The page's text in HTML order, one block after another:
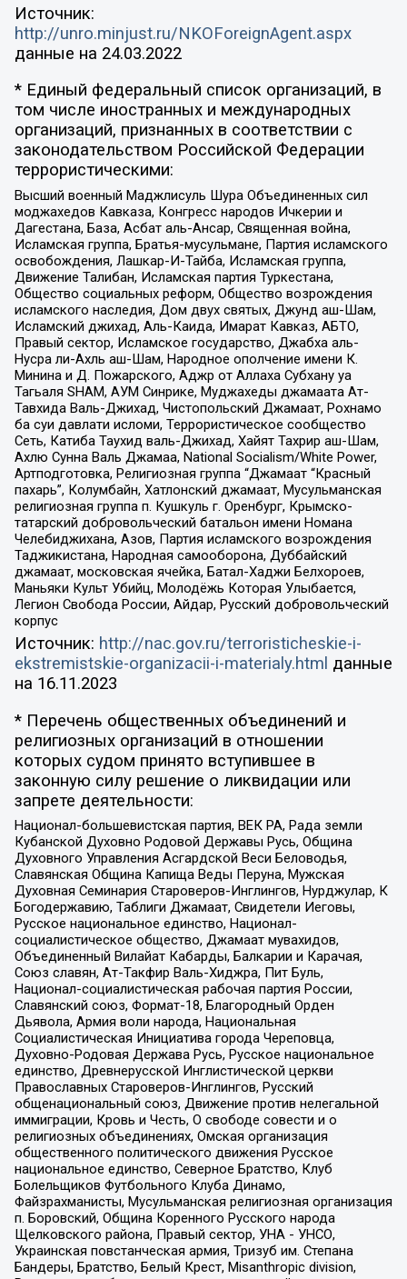
Источник:
http://unro.minjust.ru/NKOForeignAgent.aspx
данные на 24.03.2022
* Единый федеральный список организаций, в
том числе иностранных и международных
организаций, признанных в соответствии с
законодательством Российской Федерации
террористическими:
Высший военный Маджлисуль Шура Объединенных сил
моджахедов Кавказа, Конгресс народов Ичкерии и
Дагестана, База, Асбат аль-Ансар, Священная война,
Исламская группа, Братья-мусульмане, Партия исламского
освобождения, Лашкар-И-Тайба, Исламская группа,
Движение Талибан, Исламская партия Туркестана,
Общество социальных реформ, Общество возрождения
исламского наследия, Дом двух святых, Джунд аш-Шам,
Исламский джихад, Аль-Каида, Имарат Кавказ, АБТО,
Правый сектор, Исламское государство, Джабха аль-
Нусра ли-Ахль аш-Шам, Народное ополчение имени К.
Минина и Д. Пожарского, Аджр от Аллаха Субхану уа
Тагьаля SHAM, АУМ Синрике, Муджахеды джамаата Ат-
Тавхида Валь-Джихад, Чистопольский Джамаат, Рохнамо
ба суи давлати исломи, Террористическое сообщество
Сеть, Катиба Таухид валь-Джихад, Хайят Тахрир аш-Шам,
Ахлю Сунна Валь Джамаа, National Socialism/White Power,
Артподготовка, Религиозная группа “Джамаат “Красный
пахарь”, Колумбайн, Хатлонский джамаат, Мусульманская
религиозная группа п. Кушкуль г. Оренбург, Крымско-
татарский добровольческий батальон имени Номана
Челебиджихана, Азов, Партия исламского возрождения
Таджикистана, Народная самооборона, Дуббайский
джамаат, московская ячейка, Батал-Хаджи Белхороев,
Маньяки Культ Убийц, Молодёжь Которая Улыбается,
Легион Свобода России, Айдар, Русский добровольческий
корпус
Источник: http://nac.gov.ru/terroristicheskie-i-
ekstremistskie-organizacii-i-materialy.html данные
на 16.11.2023
* Перечень общественных объединений и
религиозных организаций в отношении
которых судом принято вступившее в
законную силу решение о ликвидации или
запрете деятельности:
Национал-большевистская партия, ВЕК РА, Рада земли
Кубанской Духовно Родовой Державы Русь, Община
Духовного Управления Асгардской Веси Беловодья,
Славянская Община Капища Веды Перуна, Мужская
Духовная Семинария Староверов-Инглингов, Нурджулар, К
Богодержавию, Таблиги Джамаат, Свидетели Иеговы,
Русское национальное единство, Национал-
социалистическое общество, Джамаат мувахидов,
Объединенный Вилайат Кабарды, Балкарии и Карачая,
Союз славян, Ат-Такфир Валь-Хиджра, Пит Буль,
Национал-социалистическая рабочая партия России,
Славянский союз, Формат-18, Благородный Орден
Дьявола, Армия воли народа, Национальная
Социалистическая Инициатива города Череповца,
Духовно-Родовая Держава Русь, Русское национальное
единство, Древнерусской Инглистической церкви
Православных Староверов-Инглингов, Русский
общенациональный союз, Движение против нелегальной
иммиграции, Кровь и Честь, О свободе совести и о
религиозных объединениях, Омская организация
общественного политического движения Русское
национальное единство, Северное Братство, Клуб
Болельщиков Футбольного Клуба Динамо,
Файзрахманисты, Мусульманская религиозная организация
п. Боровский, Община Коренного Русского народа
Щелковского района, Правый сектор, УНА - УНСО,
Украинская повстанческая армия, Тризуб им. Степана
Бандеры, Братство, Белый Крест, Misanthropic division,